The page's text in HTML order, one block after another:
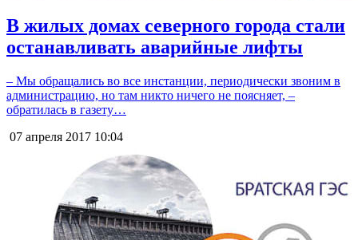
В жилых домах северного города стали
останавливать аварийные лифты
– Мы обращались во все инстанции, периодически звоним в
администрацию, но там никто ничего не поясняет, –
обратилась в газету…
07 апреля 2017 10:04